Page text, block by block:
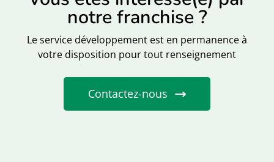
notre franchise ?
Le service développement est en permanence à
votre disposition pour tout renseignement
Contactez-nous